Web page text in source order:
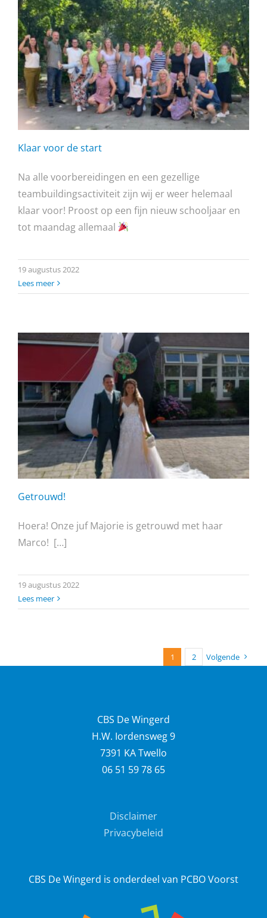
Klaar voor de start
Na alle voorbereidingen en een gezellige
teambuildingsactiviteit zijn wij er weer helemaal
klaar voor! Proost op een fijn nieuw schooljaar en
tot maandag allemaal
19 augustus 2022
Lees meer
Getrouwd!
Hoera! Onze juf Majorie is getrouwd met haar
Marco! […]
19 augustus 2022
Lees meer
1 2 Volgende
CBS De Wingerd
H.W. Iordensweg 9
7391 KA Twello
06 51 59 78 65
Disclaimer
Privacybeleid
CBS De Wingerd is onderdeel van PCBO Voorst